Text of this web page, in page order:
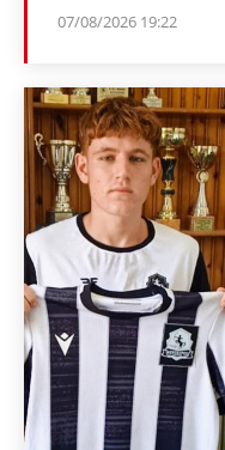
07/08/2026 19:22